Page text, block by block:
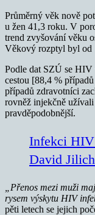
Průměrný věk nově
u žen 41,3 roku. V
trend zvyšování věku
Věkový rozptyl byl od
Podle dat SZÚ se HIV
cestou [88,4 %
případů zdravotníci
rovněž injekčně
pravděpodobnější.
Infekci HIV
David
„Přenos mezi muži
rysem výskytu HIV
pěti letech se jejich